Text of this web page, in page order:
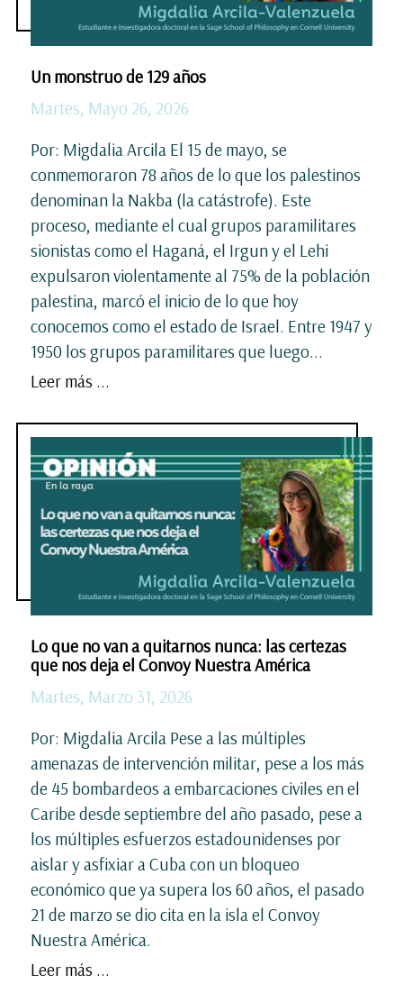
Un monstruo de 129 años
Martes, Mayo 26, 2026
Por: Migdalia Arcila El 15 de mayo, se
conmemoraron 78 años de lo que los palestinos
denominan la Nakba (la catástrofe). Este
proceso, mediante el cual grupos paramilitares
sionistas como el Haganá, el Irgun y el Lehi
expulsaron violentamente al 75% de la población
palestina, marcó el inicio de lo que hoy
conocemos como el estado de Israel. Entre 1947 y
1950 los grupos paramilitares que luego...
Leer más ...
Lo que no van a quitarnos nunca: las certezas
que nos deja el Convoy Nuestra América
Martes, Marzo 31, 2026
Por: Migdalia Arcila Pese a las múltiples
amenazas de intervención militar, pese a los más
de 45 bombardeos a embarcaciones civiles en el
Caribe desde septiembre del año pasado, pese a
los múltiples esfuerzos estadounidenses por
aislar y asfixiar a Cuba con un bloqueo
económico que ya supera los 60 años, el pasado
21 de marzo se dio cita en la isla el Convoy
Nuestra América.
Leer más ...